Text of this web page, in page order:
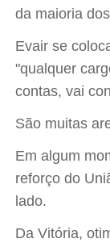
da maioria
Evair se
"qualquer
contas, vai
São muitas
Em algum
reforço do
lado.
Da Vitória,